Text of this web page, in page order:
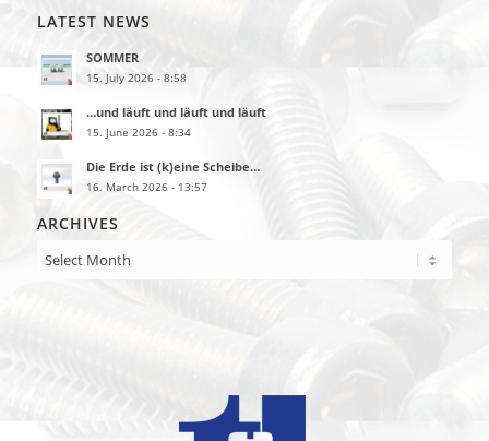
LATEST NEWS
SOMMER
15. July 2026 - 8:58
…und läuft und läuft und läuft
15. June 2026 - 8:34
Die Erde ist (k)eine Scheibe…
16. March 2026 - 13:57
ARCHIVES